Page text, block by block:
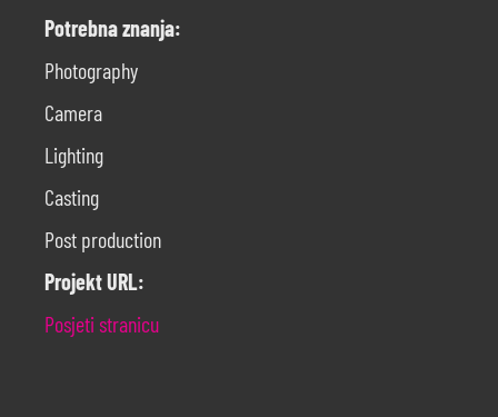
Potrebna znanja:
Photography
Camera
Lighting
Casting
Post production
Projekt URL:
Posjeti stranicu